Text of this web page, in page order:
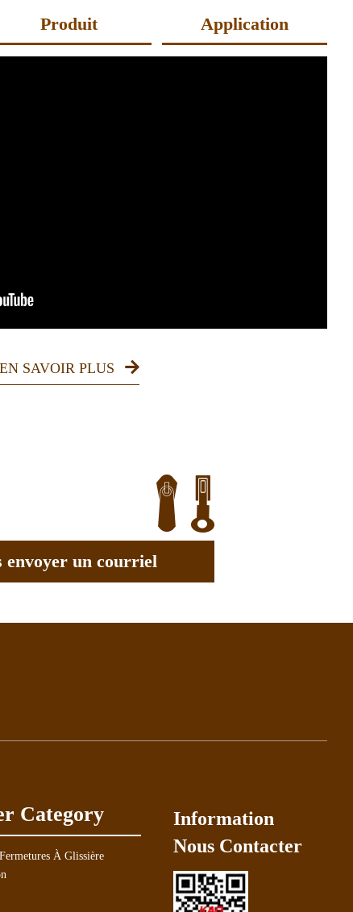
Produit Application
EN SAVOIR PLUS
envoyer un courriel
Category
À Glissière
Information
Nous Contacter